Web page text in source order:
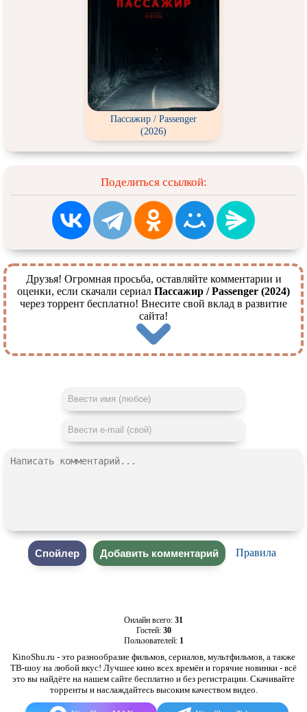
Пассажир / Passenger
(2026)
Поделиться ссылкой:
Друзья! Огромная просьба, оставляйте комментарии и
оценки, если скачали сериал Пассажир / Passenger (2024)
через торрент бесплатно! Внесите свой вклад в развитие
сайта!
Правила
Онлайн всего: 31
Гостей: 30
Пользователей: 1
KinoShu.ru - это разнообразие фильмов, сериалов, мультфильмов, а также
ТВ-шоу на любой вкус! Лучшее кино всех времён и горячие новинки - всё
это вы найдёте на нашем сайте бесплатно и без регистрации. Скачивайте
торренты и наслаждайтесь высоким качеством видео.